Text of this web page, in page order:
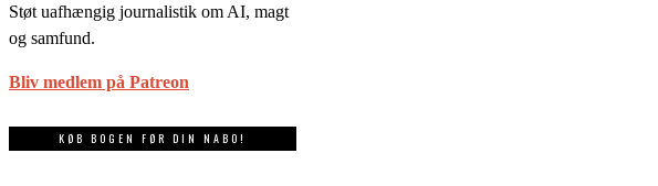
Støt uafhængig journalistik om AI, magt
og samfund.
Bliv medlem på Patreon
KØB BOGEN FØR DIN NABO!